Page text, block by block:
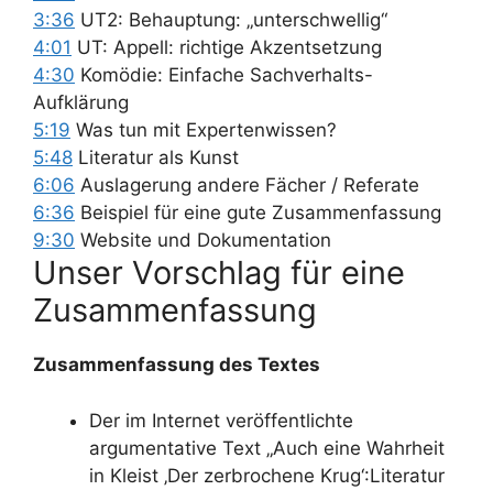
3:36 UT2: Behauptung: „unterschwellig“
4:01 UT: Appell: richtige Akzentsetzung
4:30 Komödie: Einfache Sachverhalts-
Aufklärung
5:19 Was tun mit Expertenwissen?
5:48 Literatur als Kunst
6:06 Auslagerung andere Fächer / Referate
6:36 Beispiel für eine gute Zusammenfassung
9:30 Website und Dokumentation
Unser Vorschlag für eine
Zusammenfassung
Zusammenfassung des Textes
Der im Internet veröffentlichte
argumentative Text „Auch eine Wahrheit
in Kleist ‚Der zerbrochene Krug‘:Literatur